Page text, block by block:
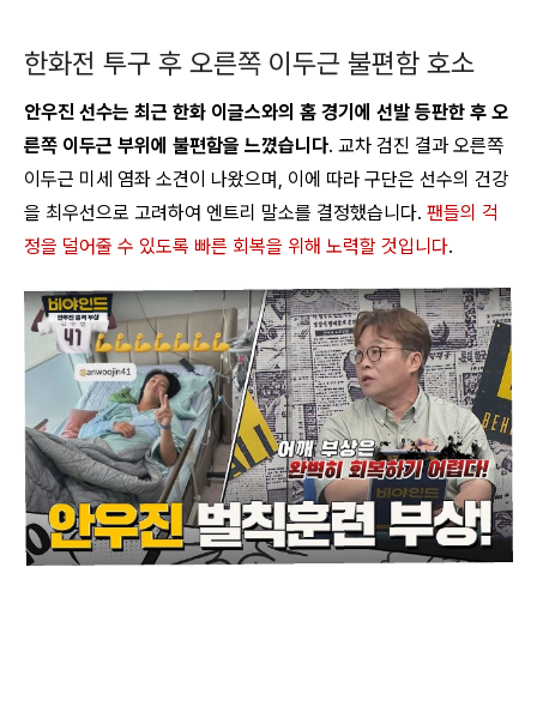
한화전 투구 후 오른쪽 이두근 불편함 호소
안우진 선수는 최근 한화 이글스와의 홈 경기에 선발 등판한 후 오
른쪽 이두근 부위에 불편함을 느꼈습니다. 교차 검진 결과 오른쪽
이두근 미세 염좌 소견이 나왔으며, 이에 따라 구단은 선수의 건강
을 최우선으로 고려하여 엔트리 말소를 결정했습니다. 팬들의 걱
정을 덜어줄 수 있도록 빠른 회복을 위해 노력할 것입니다.